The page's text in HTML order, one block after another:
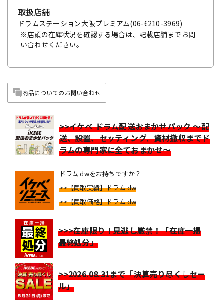
取扱店舗
ドラムステーション大阪プレミアム(06-6210-3969)
※店頭の在庫状況を確認する場合は、記載店舗までお問
い合わせください。
商品についてのお問い合わせ
>>イケベ ドラム配送おまかせパック ～配
送、設置、セッティング、資材撤収までド
ラムの専門家に全ておまかせ～
ドラム dwをお持ちですか？
>>【買取実績】ドラム dw
>>【買取価格】ドラム dw
>>>在庫限り！見逃し厳禁！「在庫一掃
最終処分」
>>2026.08.31まで「決算売り尽くしセー
ル」